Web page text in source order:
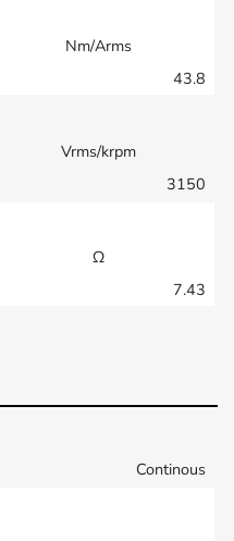
Nm/Arms
43.8
Vrms/krpm
3150
Ω
7.43
Continous